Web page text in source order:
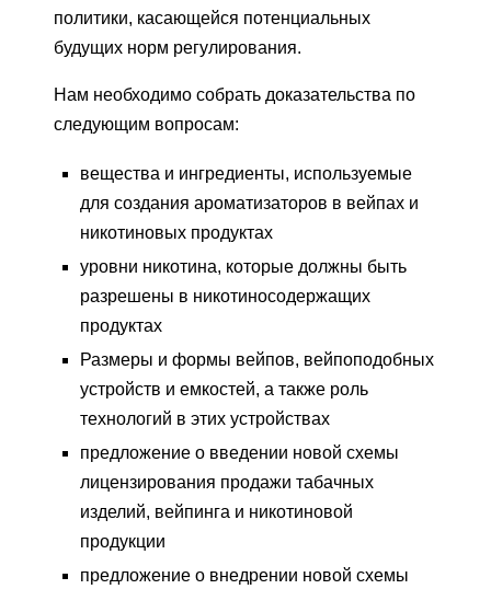
политики, касающейся потенциальных
будущих норм регулирования.
Нам необходимо собрать доказательства по
следующим вопросам:
вещества и ингредиенты, используемые
для создания ароматизаторов в вейпах и
никотиновых продуктах
уровни никотина, которые должны быть
разрешены в никотиносодержащих
продуктах
Размеры и формы вейпов, вейпоподобных
устройств и емкостей, а также роль
технологий в этих устройствах
предложение о введении новой схемы
лицензирования продажи табачных
изделий, вейпинга и никотиновой
продукции
предложение о внедрении новой схемы